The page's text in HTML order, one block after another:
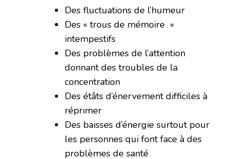
Des fluctuations de l’humeur
Des « trous de mémoire »
intempestifs
Des problèmes de l’attention
donnant des troubles de la
concentration
Des étâts d’énervement difficiles à
réprimer
Des baisses d’énergie surtout pour
les personnes qui font face à des
problèmes de santé